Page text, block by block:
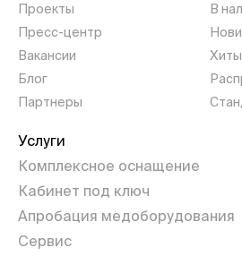
Проекты
Пресс-центр
Вакансии
Блог
Партнеры
В
Хиты
Услуги
Комплексное оснащение
Кабинет под ключ
Апробация медоборудования
Сервис